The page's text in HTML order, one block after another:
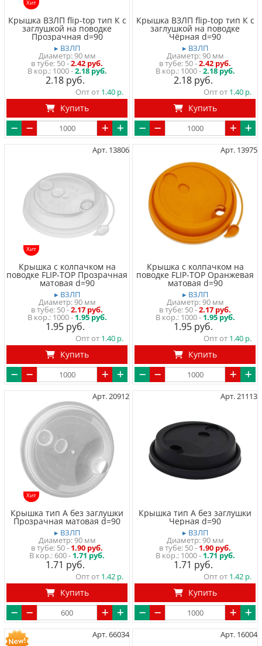
Хит
Крышка ВЗЛП flip-top тип К с
заглушкой на поводке
Прозрачная d=90
▸ ВЗЛП
Диаметр: 90 мм
в тубе 50-2.42 руб.
1000 -2.18 руб.
2.18
Опт от 1.40
Купить
Крышка ВЗЛП flip-top тип К с
заглушкой на поводке
Чёрная d=90
▸ ВЗЛП
Диаметр: 90 мм
в тубе 50-2.42 руб.
1000 -2.18 руб.
2.18
Опт от 1.40
Купить
Арт. 13806
Хит
Крышка с колпачком на
поводке FLIP-TOP Прозрачная
матовая d=90
▸ ВЗЛП
Диаметр: 90 мм
в тубе 50-2.17 руб.
1000 - 1.95 руб.
1.95
Опт от 1.40
Купить
Арт. 13975
Крышка с колпачком на
поводке FLIP-TOP Оранжевая
матовая d=90
▸ ВЗЛП
Диаметр: 90 мм
в тубе 50-2.17 руб.
1000 - 1.95 руб.
1.95
Опт от 1.40
Купить
Арт. 20912
Хит
Крышка тип А без заглушки
Прозрачная матовая d=90
▸ ВЗЛП
Диаметр: 90 мм
в тубе 50- 1.90 руб.
600 - 1.71 руб.
1.71
Опт от 1.42
Купить
Арт. 21113
Крышка тип А без заглушки
Черная d=90
▸ ВЗЛП
Диаметр: 90 мм
в тубе 50- 1.90 руб.
1000 - 1.71 руб.
1.71
Опт от 1.42
Купить
Арт. 66034 Арт. 16004